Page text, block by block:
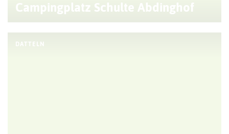
Campingplatz Schulte Abdinghof
DATTELN